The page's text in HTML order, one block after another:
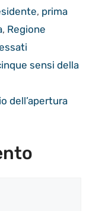
, prima
, Regione
sensi della
dell’apertura